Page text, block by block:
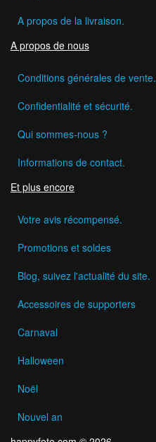
A propos de la livraison.
A propos de nous
Conditions générales de vente.
Confidentialité et sécurité.
Qui sommes-nous ?
Informations de contact.
Et plus encore
Votre avis récompensé.
Promotions et soldes
Blog, suivez l'actualité du site.
Accessoires de supporters
Carnaval
Halloween
Noël
Nouvel an